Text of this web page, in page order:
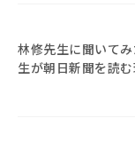
林修先生に聞いて
生が朝日新聞を読む